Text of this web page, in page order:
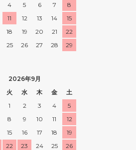
4 5 6 7
8
11 12 13 14
15
18 19 20 21
22
25 26 27 28
29
2026年9月
火 水 木 金
土
1
2 3 4
5
8 9 10 11
12
15 16 17 18
19
22 23 24 25
26